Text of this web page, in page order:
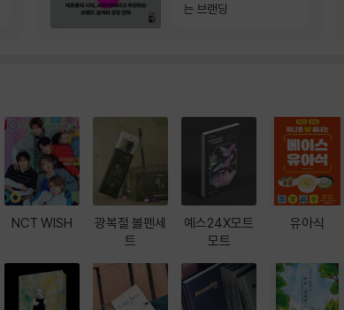
는 브랜딩
NCT WISH
광복절 볼펜세
트
예스24X모트
모트
유아식